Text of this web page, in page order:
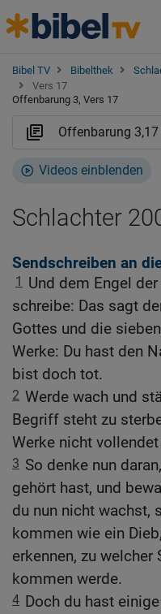
Bibel TV Bibelthek
Vers 17
Offenbarung 3, Vers 17
Videos einblenden
Schlachter
Sendschreiben an
1
Und dem Engel
schreibe: Das sagt
Gottes und die
Werke: Du hast den
bist doch tot.
2 Werde wach und
Begriff steht zu
Werke nicht
3 So denke nun
gehört hast, und
du nun nicht wachst,
kommen wie ein
erkennen, zu welcher
kommen werde.
4 Doch du hast